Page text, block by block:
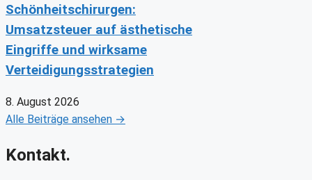
Schönheitschirurgen:
Umsatzsteuer auf ästhetische
Eingriffe und wirksame
Verteidigungsstrategien
8. August 2026
Alle Beiträge ansehen →
Kontakt.